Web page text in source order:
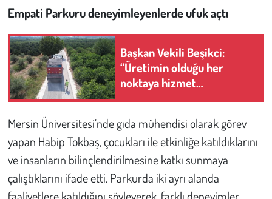
Empati Parkuru deneyimleyenlerde ufuk açtı
Başkan Vekili Beşikci:
“Üretimin olduğu her
noktaya hizmet
götüreceğiz”
Mersin Üniversitesi’nde gıda mühendisi olarak görev
yapan Habip Tokbaş, çocukları ile etkinliğe katıldıklarını
ve insanların bilinçlendirilmesine katkı sunmaya
çalıştıklarını ifade etti. Parkurda iki ayrı alanda